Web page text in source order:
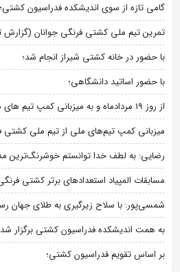
گامی تازه از سوی اندیشکده فدراسیون کشتی؛
تمرین تیم ملی کشتی فرنگی جوانان
با حضور در خانه کشتی شیراز انجام شد؛
با حضور اساتید دانشگاهی؛
از روز 19 مردادماه و به میزبانی کمپ تیم های ملی؛
میزبانی کمپ تیم‌های ملی از تیم ملی کشتی
رضایی: به لطف خدا توانستم خوشرنگ‌ترین
مسابقات المپیاد استعدادهای برتر کشتی
شمسی‌پور: با سلاح زیرگیری به طلای جهان
به همت اندیشکده فدراسیون کشتی برگزار
بر اساس تقویم فدراسیون کشتی؛